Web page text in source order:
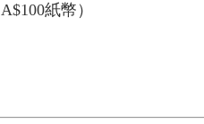
A$100紙幣）